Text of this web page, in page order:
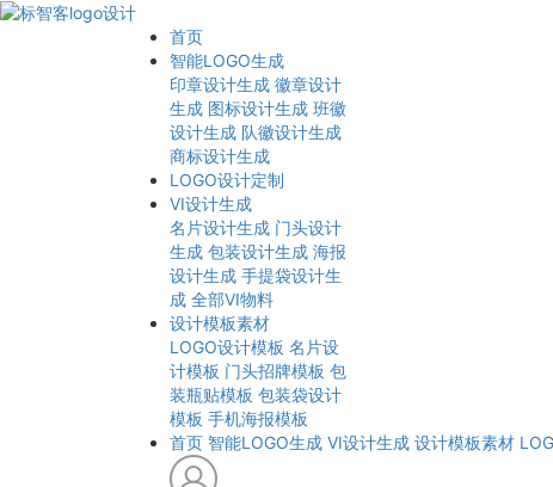
首页
智能LOGO生成
印章设计生成 徽章设计
生成 图标设计生成 班徽
设计生成 队徽设计生成
商标设计生成
LOGO设计定制
VI设计生成
名片设计生成 门头设计
生成 包装设计生成 海报
设计生成 手提袋设计生
成 全部VI物料
设计模板素材
LOGO设计模板 名片设
计模板 门头招牌模板 包
装瓶贴模板 包装袋设计
模板 手机海报模板
首页 智能LOGO生成 VI设计生成 设计模板素材